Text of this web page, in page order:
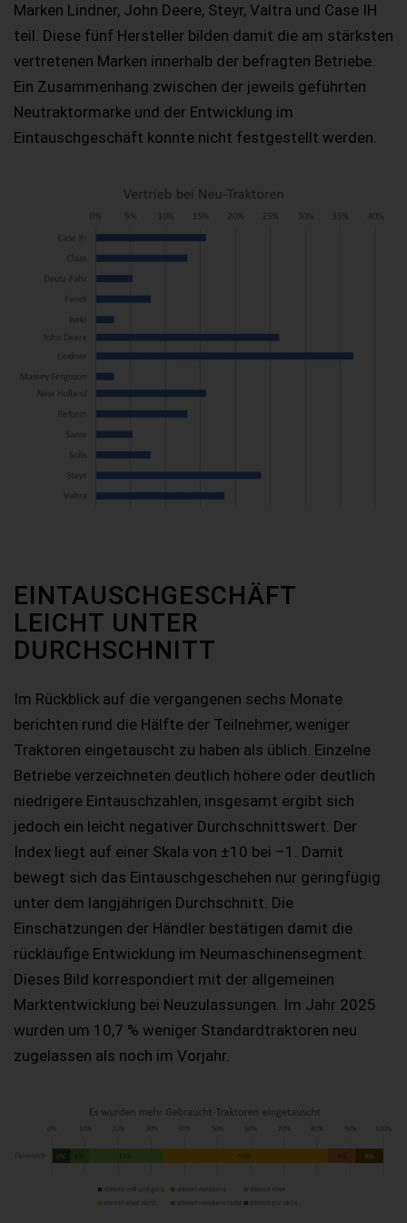
Marken Lindner, John Deere, Steyr, Valtra und Case IH
teil. Diese fünf Hersteller bilden damit die am stärksten
vertretenen Marken innerhalb der befragten Betriebe.
Ein Zusammenhang zwischen der jeweils geführten
Neutraktormarke und der Entwicklung im
Eintauschgeschäft konnte nicht festgestellt werden.
EINTAUSCHGESCHÄFT
LEICHT UNTER
DURCHSCHNITT
Im Rückblick auf die vergangenen sechs Monate
berichten rund die Hälfte der Teilnehmer, weniger
Traktoren eingetauscht zu haben als üblich. Einzelne
Betriebe verzeichneten deutlich höhere oder deutlich
niedrigere Eintauschzahlen, insgesamt ergibt sich
jedoch ein leicht negativer Durchschnittswert. Der
Index liegt auf einer Skala von ±10 bei –1. Damit
bewegt sich das Eintauschgeschehen nur geringfügig
unter dem langjährigen Durchschnitt. Die
Einschätzungen der Händler bestätigen damit die
rückläufige Entwicklung im Neumaschinensegment.
Dieses Bild korrespondiert mit der allgemeinen
Marktentwicklung bei Neuzulassungen. Im Jahr 2025
wurden um 10,7 % weniger Standardtraktoren neu
zugelassen als noch im Vorjahr.